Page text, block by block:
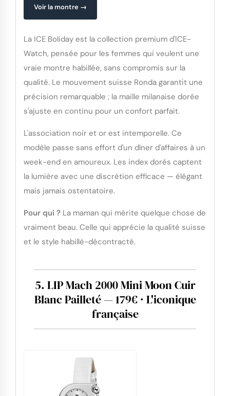
Voir la montre →
La ICE Boliday est la collection premium d'ICE-
Watch, pensée pour les femmes qui veulent une
vraie montre habillée, sans compromis sur la
qualité. Le mouvement suisse Ronda garantit une
précision remarquable ; la maille milanaise dorée
s'ajuste en continu pour un confort parfait.
L'association noir et or est intemporelle. Ce
modèle passe sans effort d'un dîner d'affaires à un
week-end en amoureux. Les index dorés captent
la lumière avec une discrétion efficace — élégant
mais jamais ostentatoire.
Pour qui ? La maman qui mérite quelque chose de
vraiment beau. Celle qui apprécie la qualité suisse
et le style habillé-décontracté.
5. LIP Mach 2000 Mini Moon Cuir
Blanc Pailleté — 179€ · L'iconique
française